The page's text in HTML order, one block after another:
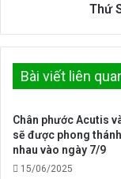
Thứ
Bài viết liên
Chân phước Acutis
sẽ được phong
nhau vào ngày 7/9
15/06/2025